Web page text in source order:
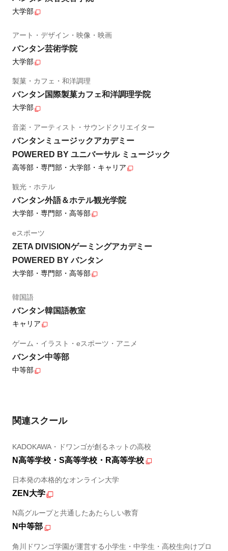
大学部
アート・デザイン・映像・映画
バンタン芸術学院
大学部
製菓・カフェ・和洋調理
バンタン国際製菓カフェ和洋調理学院
大学部
音楽・アーティスト・サウンドクリエイター
バンタンミュージックアカデミー
POWERED BY ユニバーサル ミュージック
高等部・専門部・大学部・キャリア
観光・ホテル
バンタン外語＆ホテル観光学院
大学部・専門部・高等部
eスポーツ
ZETA DIVISIONゲーミングアカデミー
POWERED BY バンタン
大学部・専門部・高等部
韓国語
バンタン韓国語教室
キャリア
ゲーム・イラスト・eスポーツ・アニメ
バンタン中等部
中等部
関連スクール
KADOKAWA・ドワンゴが創るネットの高校
N高等学校・S高等学校・R高等学校
日本発の本格的なオンライン大学
ZEN大学
N高グループと共通したあたらしい教育
N中等部
角川ドワンゴ学園が運営する小学生・中学生・高校生向けプロ